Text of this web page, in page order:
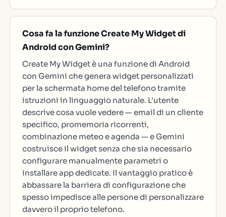
Cosa fa la funzione Create My Widget di
Android con Gemini?
Create My Widget è una funzione di Android
con Gemini che genera widget personalizzati
per la schermata home del telefono tramite
istruzioni in linguaggio naturale. L'utente
descrive cosa vuole vedere — email di un cliente
specifico, promemoria ricorrenti,
combinazione meteo e agenda — e Gemini
costruisce il widget senza che sia necessario
configurare manualmente parametri o
installare app dedicate. Il vantaggio pratico è
abbassare la barriera di configurazione che
spesso impedisce alle persone di personalizzare
davvero il proprio telefono.